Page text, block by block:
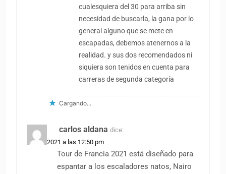
cualesquiera del 30 para arriba sin
necesidad de buscarla, la gana por lo
general alguno que se mete en
escapadas, debemos atenernos a la
realidad. y sus dos recomendados ni
siquiera son tenidos en cuenta para
carreras de segunda categoría
Cargando...
carlos aldana dice:
1 abril, 2021 a las 12:50 pm
Tour de Francia 2021 está diseñado para
espantar a los escaladores natos, Nairo